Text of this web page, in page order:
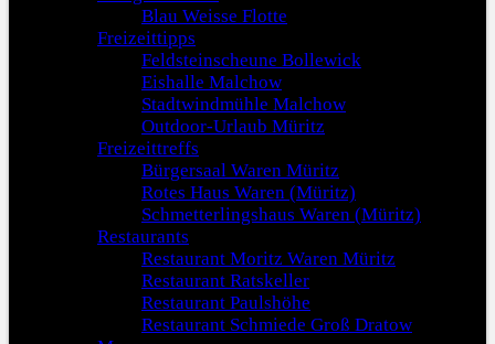
Blau Weisse Flotte
Freizeittipps
Feldsteinscheune Bollewick
Eishalle Malchow
Stadtwindmühle Malchow
Outdoor-Urlaub Müritz
Freizeittreffs
Bürgersaal Waren Müritz
Rotes Haus Waren (Müritz)
Schmetterlingshaus Waren (Müritz)
Restaurants
Restaurant Moritz Waren Müritz
Restaurant Ratskeller
Restaurant Paulshöhe
Restaurant Schmiede Groß Dratow